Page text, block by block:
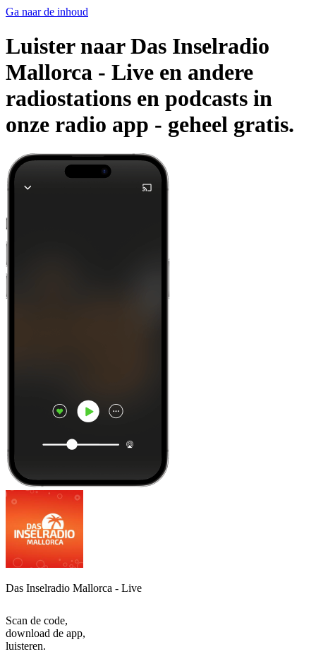
Ga naar de inhoud
Luister naar Das Inselradio
Mallorca - Live en andere
radiostations en podcasts in
onze radio app - geheel gratis.
Das Inselradio Mallorca - Live
Scan de code,
download de app,
luisteren.